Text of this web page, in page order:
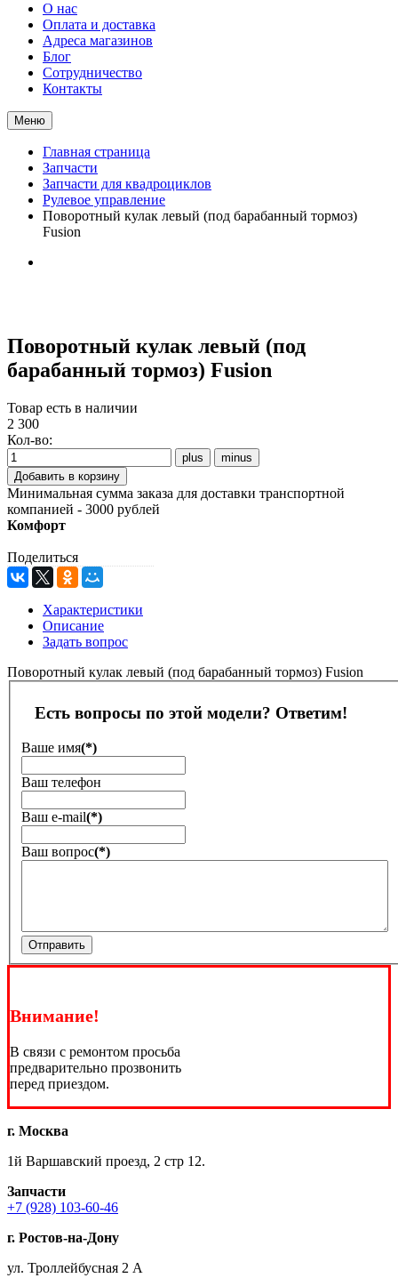
О нас
Оплата и доставка
Адреса магазинов
Блог
Сотрудничество
Контакты
Меню
Главная страница
Запчасти
Запчасти для квадроциклов
Рулевое управление
Поворотный кулак левый (под барабанный тормоз)
Fusion
Поворотный кулак левый (под
барабанный тормоз) Fusion
Товар есть в наличии
2 300
Кол-во:
Минимальная сумма заказа для доставки транспортной
компанией - 3000 рублей
Комфорт
Поделиться
Характеристики
Описание
Задать вопрос
Поворотный кулак левый (под барабанный тормоз) Fusion
Есть вопросы по этой модели? Ответим!
Ваше имя(*)
Ваш телефон
Ваш е-mail(*)
Ваш вопрос(*)
Отправить
Внимание!
В связи с ремонтом просьба
предварительно прозвонить
перед приездом.
г. Москва
1й Варшавский проезд, 2 стр 12.
Запчасти
+7 (928) 103-60-46
г. Ростов-на-Дону
ул. Троллейбусная 2 А